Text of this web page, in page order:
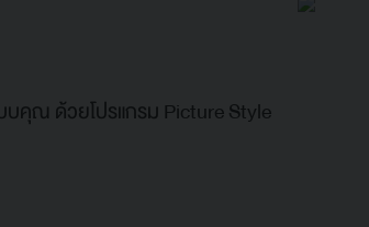
บคุณ ด้วยโปรแกรม Picture Style